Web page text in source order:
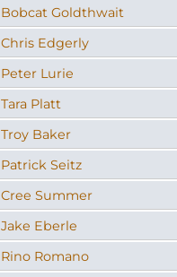
Bobcat Goldthwait
Chris Edgerly
Peter Lurie
Tara Platt
Troy Baker
Patrick Seitz
Cree Summer
Jake Eberle
Rino Romano